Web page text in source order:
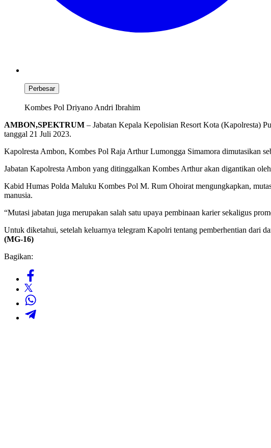
Perbesar
Kombes Pol Driyano Andri Ibrahim
AMBON,SPEKTRUM – Jabatan Kepala Kepolisian Resort Kota (Kapolresta)
tanggal 21 Juli 2023.
Kapolresta Ambon, Kombes Pol Raja Arthur Lumongga Simamora dimutasikan
Jabatan Kapolresta Ambon yang ditinggalkan Kombes Arthur akan digantikan
Kabid Humas Polda Maluku Kombes Pol M. Rum Ohoirat mengungkapkan,
manusia.
“Mutasi jabatan juga merupakan salah satu upaya pembinaan karier sekaligus
Untuk diketahui, setelah keluarnya telegram Kapolri tentang pemberhentian dari
(MG-16)
Bagikan: